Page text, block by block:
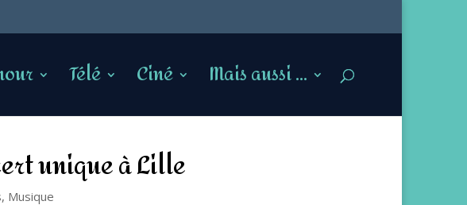
Télé Ciné Mais aussi …
unique à Lille
, Musique